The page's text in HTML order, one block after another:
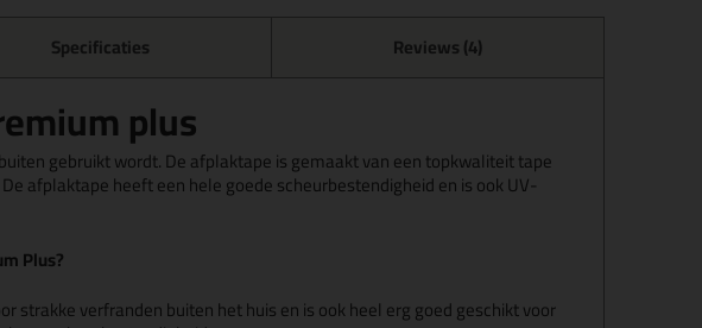
Specificaties Reviews (4)
plus
gebruikt wordt. De afplaktape is gemaakt van een topkwaliteit tape
afplaktape heeft een hele goede scheurbestendigheid en is ook UV-
Plus?
strakke verfranden buiten het huis en is ook heel erg goed geschikt voor